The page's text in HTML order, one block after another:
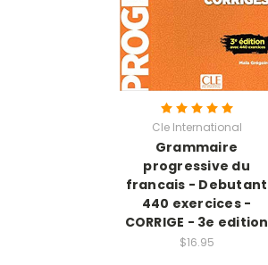
Cle International
Grammaire
progressive du
francais - Debutant
440 exercices -
CORRIGE - 3e edition
$16.95